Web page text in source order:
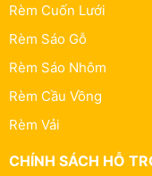
Rèm Cuốn Lưới
Rèm Sáo Gỗ
Rèm Sáo Nhôm
Rèm Cầu Vồng
Rèm Vải
CHÍNH SÁCH HỖ